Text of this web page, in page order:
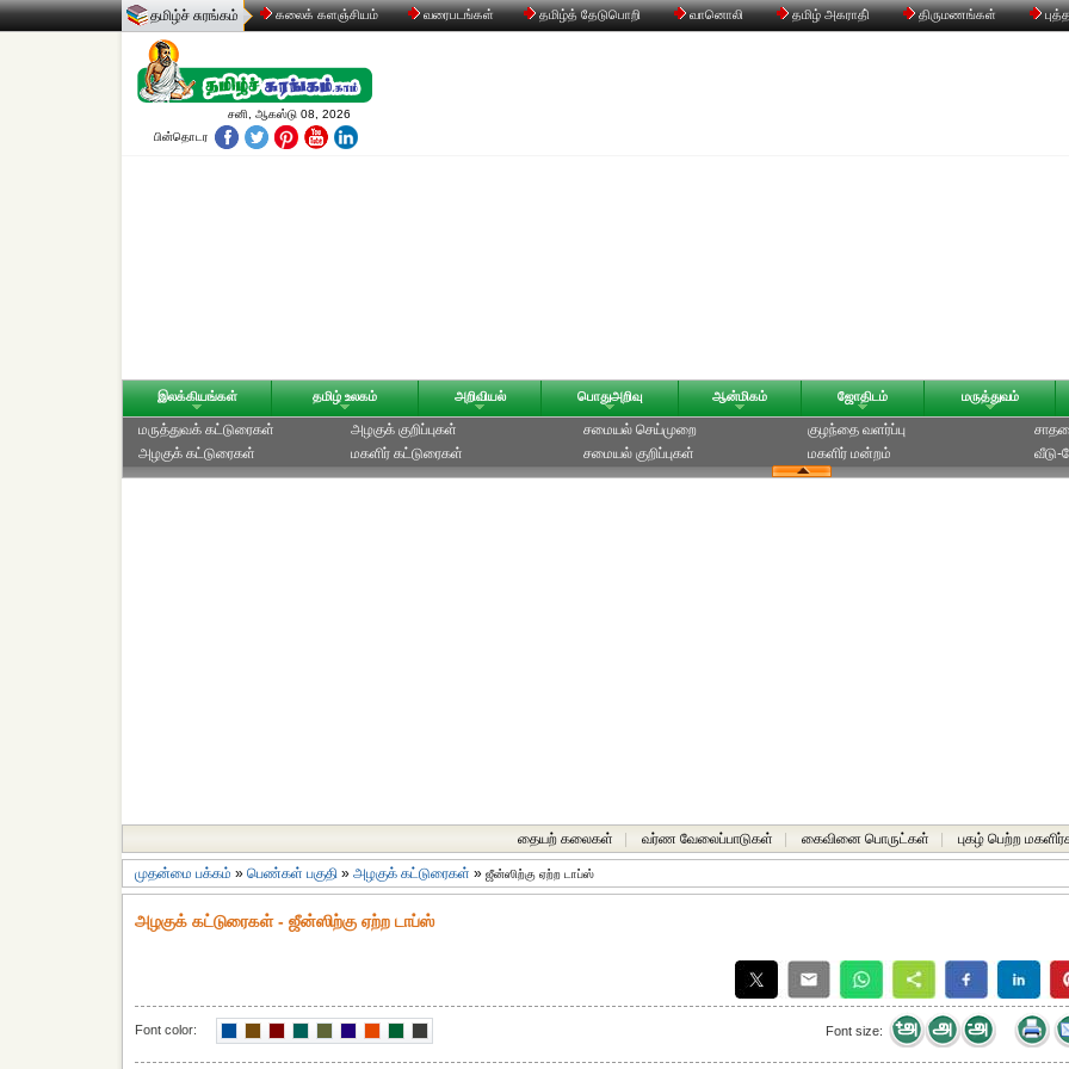
தமிழ்ச் சுரங்கம் கலைக் களஞ்சியம் வரைபடங்கள் தமிழ்த் தேடுபொறி வானொலி தமிழ் அகராதி் திருமணங்கள்
சனி, ஆகஸ்டு 08, 2026
பின்தொடர
இலக்கியங்கள் தமிழ் உலகம் அறிவியல் பொதுஅறிவு ஆன்மிகம் ஜோதிடம் மருத்துவம்
மருத்துவக் கட்டுரைகள்
அழகுக் கட்டுரைகள்
அழகுக் குறிப்புகள்
மகளிர் கட்டுரைகள்
சமையல் செய்முறை
சமையல் குறிப்புகள்
குழந்தை வளர்ப்பு
மகளிர் மன்றம்
வீடு-
தையற் கலைகள் வர்ண வேலைப்பாடுகள் கைவினை பொருட்கள் புகழ் பெற்ற
முதன்மை பக்கம் » பெண்கள் பகுதி » அழகுக் கட்டுரைகள் » ஜீன்ஸிற்கு ஏற்ற டாப்ஸ்
அழகுக் கட்டுரைகள் - ஜீன்ஸிற்கு ஏற்ற டாப்ஸ்
Font color: Font size: